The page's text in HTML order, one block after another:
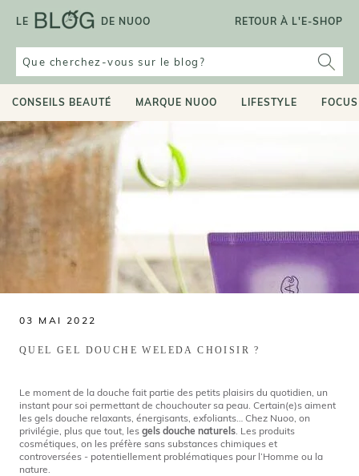
LE DE NUOO RETOUR À L'E-SHOP
CONSEILS BEAUTÉ MARQUE NUOO LIFESTYLE
03 MAI 2022
QUEL GEL DOUCHE WELEDA CHOISIR ?
Le moment de la douche fait partie des petits plaisirs du quotidien, un
instant pour soi permettant de chouchouter sa peau. Certain(e)s aiment
les gels douche relaxants, énergisants, exfoliants… Chez Nuoo, on
privilégie, plus que tout, les gels douche naturels . Les produits
cosmétiques, on les préfère sans substances chimiques et
controversées - potentiellement problématiques pour l’Homme ou la
nature.